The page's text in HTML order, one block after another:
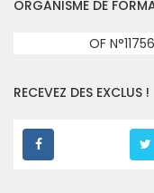
ORGANISME DE
OF
RECEVEZ DES EXCLUS !